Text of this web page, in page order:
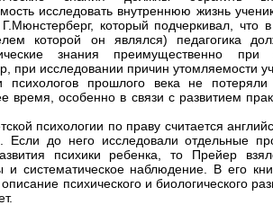
исследовать внутреннюю жизнь
Г.Мюнстерберг, который подчеркивал, что
которой он являлся) педагогика
знания преимущественно
при исследовании причин утомляемости
психологов прошлого века не
время, особенно в связи с развитием
психологии по праву считается
Если до него исследовали отдельные
психики ребенка, то Прейер
и систематическое наблюдение. В его
психического и биологического